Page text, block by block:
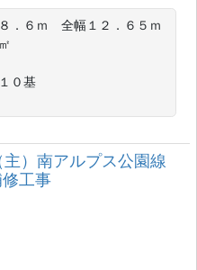
．６ｍ　全幅１２．６５ｍ
０基
）南アルプス公園線
修工事